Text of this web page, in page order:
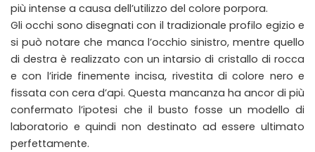
più intense a causa dell’utilizzo del colore porpora.
Gli occhi sono disegnati con il tradizionale profilo egizio e
si può notare che manca l’occhio sinistro, mentre quello
di destra è realizzato con un intarsio di cristallo di rocca
e con l’iride finemente incisa, rivestita di colore nero e
fissata con cera d’api. Questa mancanza ha ancor di più
confermato l’ipotesi che il busto fosse un modello di
laboratorio e quindi non destinato ad essere ultimato
perfettamente.